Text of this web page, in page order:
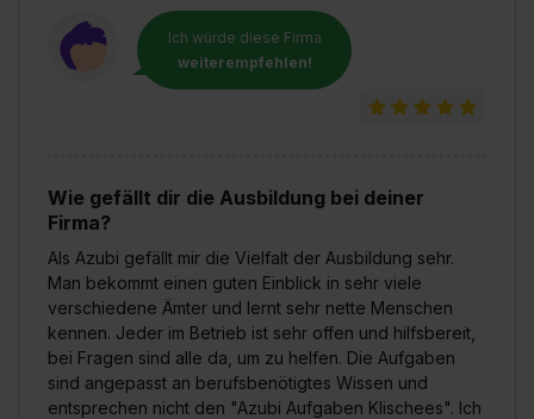
Ich würde diese Firma
weiterempfehlen!
Wie gefällt dir die Ausbildung bei deiner
Firma?
Als Azubi gefällt mir die Vielfalt der Ausbildung sehr.
Man bekommt einen guten Einblick in sehr viele
verschiedene Ämter und lernt sehr nette Menschen
kennen. Jeder im Betrieb ist sehr offen und hilfsbereit,
bei Fragen sind alle da, um zu helfen. Die Aufgaben
sind angepasst an berufsbenötigtes Wissen und
entsprechen nicht den "Azubi Aufgaben Klischees". Ich